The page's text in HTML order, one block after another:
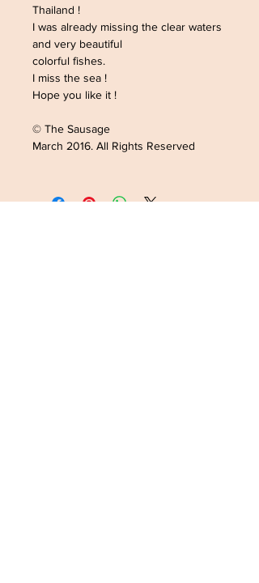
Thailand !
I was already missing the clear waters
and very beautiful
colorful fishes.
I miss the sea !
Hope you like it !
© The Sausage
March 2016. All Rights Reserved